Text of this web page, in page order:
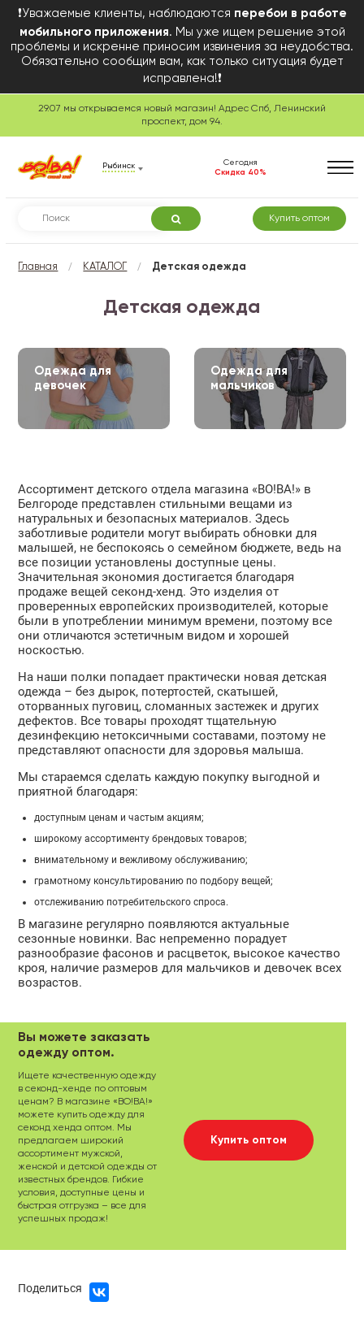
❗Уважаемые клиенты, наблюдаются перебои в работе
мобильного приложения. Мы уже ищем решение этой
проблемы и искренне приносим извинения за неудобства.
Обязательно сообщим вам, как только ситуация будет
исправлена!❗
29.07 мы открываемся новый магазин! Адрес Спб, Ленинский
проспект, дом 94.
Рыбинск
Сегодня
Скидка 40%
Купить оптом
Главная / КАТАЛОГ / Детская одежда
Детская одежда
Одежда для
девочек
Одежда для
мальчиков
Ассортимент детского отдела магазина «ВО!ВА!» в
Белгороде представлен стильными вещами из
натуральных и безопасных материалов. Здесь
заботливые родители могут выбирать обновки для
малышей, не беспокоясь о семейном бюджете, ведь на
все позиции установлены доступные цены.
Значительная экономия достигается благодаря
продаже вещей секонд-хенд. Это изделия от
проверенных европейских производителей, которые
были в употреблении минимум времени, поэтому все
они отличаются эстетичным видом и хорошей
носкостью.
На наши полки попадает практически новая детская
одежда – без дырок, потертостей, скатышей,
оторванных пуговиц, сломанных застежек и других
дефектов. Все товары проходят тщательную
дезинфекцию нетоксичными составами, поэтому не
представляют опасности для здоровья малыша.
Мы стараемся сделать каждую покупку выгодной и
приятной благодаря:
доступным ценам и частым акциям;
широкому ассортименту брендовых товаров;
внимательному и вежливому обслуживанию;
грамотному консультированию по подбору вещей;
отслеживанию потребительского спроса.
В магазине регулярно появляются актуальные
сезонные новинки. Вас непременно порадует
разнообразие фасонов и расцветок, высокое качество
кроя, наличие размеров для мальчиков и девочек всех
возрастов.
Вы можете заказать
одежду оптом.
Ищете качественную одежду
в секонд-хенде по оптовым
ценам? В магазине «ВО!ВА!»
можете купить одежду для
секонд хенда оптом. Мы
предлагаем широкий
ассортимент мужской,
женской и детской одежды от
известных брендов. Гибкие
условия, доступные цены и
быстрая отгрузка – все для
успешных продаж!
Купить оптом
Поделиться